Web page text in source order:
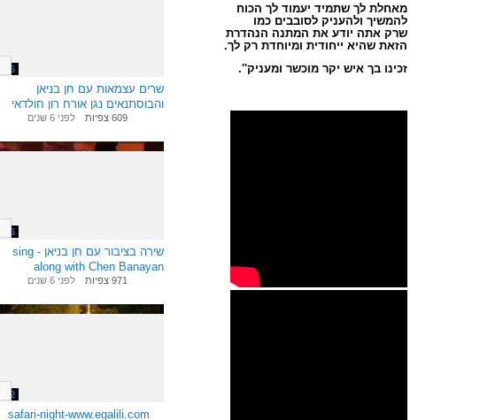
מאחלת לך שתמיד יעמוד לך הכוח
להמשיך ולהעניק לסובבים כמו
שרק אתה יודע את המתנה הנהדרת
הזאת שהיא ייחודית ומיוחדת רק לך.
זכינו בך איש יקר מוכשר ומעניק''.
5:16
שרים עצמאות עם חן בניאן
והבוסתנאים נגן אורח רון חולדאי
609 צפיות לפני 6 שנים
5:46
שירה בציבור עם חן בניאן - sing
along with Chen Banayan
971 צפיות לפני 6 שנים
2:52
safari-night-www.egalili.com